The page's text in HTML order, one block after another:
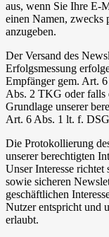
aus, wenn Sie Ihre E-
einen Namen, zwecks
anzugeben.
Der Versand des
Erfolgsmessung
Empfänger gem. Art.
Abs. 2 TKG oder
Grundlage unserer
Art. 6 Abs. 1 lt. f.
Die Protokollierung
unserer berechtigten
Unser Interesse richtet
sowie sicheren
geschäftlichen
Nutzer entspricht und
erlaubt.